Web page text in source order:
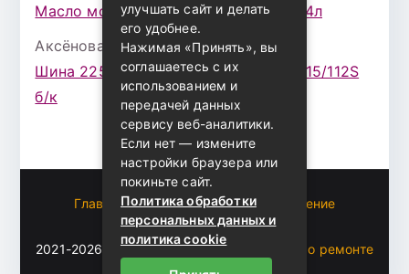
Масло моторное ZIC X7 (A+) 10W30 4л
Аксёнова Адельк записи
Шина 225/75 Р-16 Nokian Rotiva HT 115/112S
б/к
Главная
Пользовательское соглашение
Карта сайта
2021-2026 (c)Автоблог Владомира — все о ремонте
улучшать сайт и делать
его удобнее.
Нажимая «Принять», вы
соглашаетесь с их
использованием и
передачей данных
сервису веб-аналитики.
Если нет — измените
настройки браузера или
покиньте сайт.
Политика обработки
персональных данных и
политика cookie